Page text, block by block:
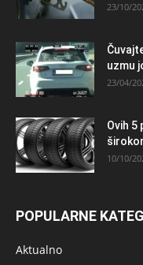
23/10/
uzmu
23/04/
Ovih
10/10/
POPULARNE
Aktualno